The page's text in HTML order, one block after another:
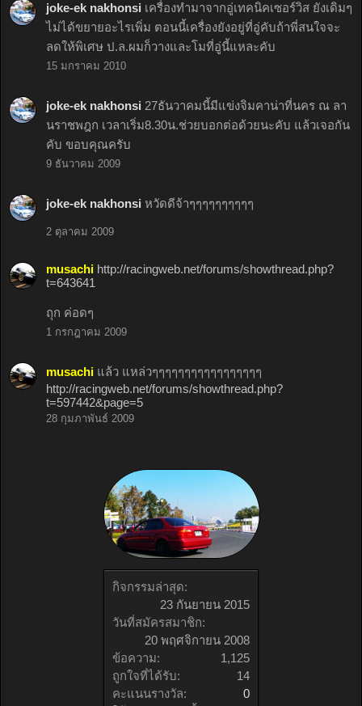
กิจกรรมล่าสุด:
23 กันยายน 2015
วันที่สมัครสมาชิก:
20 พฤศจิกายน 2008
ข้อความ:
1,125
ถูกใจที่ได้รับ:
14
คะแนนรางวัล:
0
joke-ek nakhonsi เครื่องทำมาจากอู่เทคนิคเซอร์วิส ยังเดิมๆ
ไม่ได้ขยายอะไรเพิ่ม ตอนนี้เครื่องยังอยู่ที่อู่คับถ้าพี่สนใจจะ
ลดให้พิเศษ ป.ล.ผมก็วางและโมที่อู่นี้แหละคับ
15 มกราคม 2010
joke-ek nakhonsi 27ธันวาคมนี้มีแข่งจิมคาน่าที่นคร ณ ลา
นราชพฎก เวลาเริ่ม8.30น.ช่วยบอกต่อด้วยนะคับ แล้วเจอกัน
คับ ขอบคุณครับ
9 ธันวาคม 2009
joke-ek nakhonsi หวัดดีจ้าๆๆๆๆๆๆๆๆๆๆ
2 ตุลาคม 2009
musachi http://racingweb.net/forums/showthread.php?
t=643641
ถุก ค่อดๆ
1 กรกฎาคม 2009
musachi แล้ว แหล่วๆๆๆๆๆๆๆๆๆๆๆๆๆๆๆๆๆ
http://racingweb.net/forums/showthread.php?
t=597442&page=5
28 กุมภาพันธ์ 2009